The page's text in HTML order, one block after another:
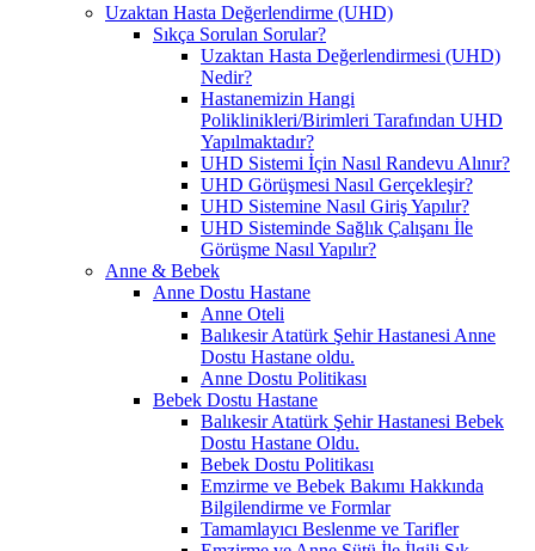
Uzaktan Hasta Değerlendirme (UHD)
Sıkça Sorulan Sorular?
Uzaktan Hasta Değerlendirmesi (UHD)
Nedir?
Hastanemizin Hangi
Poliklinikleri/Birimleri Tarafından UHD
Yapılmaktadır?
UHD Sistemi İçin Nasıl Randevu Alınır?
UHD Görüşmesi Nasıl Gerçekleşir?
UHD Sistemine Nasıl Giriş Yapılır?
UHD Sisteminde Sağlık Çalışanı İle
Görüşme Nasıl Yapılır?
Anne & Bebek
Anne Dostu Hastane
Anne Oteli
Balıkesir Atatürk Şehir Hastanesi Anne
Dostu Hastane oldu.
Anne Dostu Politikası
Bebek Dostu Hastane
Balıkesir Atatürk Şehir Hastanesi Bebek
Dostu Hastane Oldu.
Bebek Dostu Politikası
Emzirme ve Bebek Bakımı Hakkında
Bilgilendirme ve Formlar
Tamamlayıcı Beslenme ve Tarifler